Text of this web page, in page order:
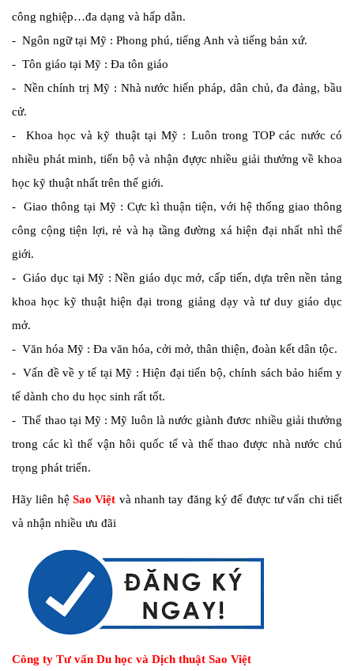
công nghiệp…đa dạng và hấp dẫn.
- Ngôn ngữ tại Mỹ : Phong phú, tiếng Anh và tiếng bản xứ.
- Tôn giáo tại Mỹ : Đa tôn giáo
- Nền chính trị Mỹ : Nhà nước hiến pháp, dân chủ, đa đảng, bầu
cử.
- Khoa học và kỹ thuật tại Mỹ : Luôn trong TOP các nước có
nhiều phát minh, tiến bộ và nhận đựợc nhiều giải thưởng về khoa
học kỹ thuật nhất trên thế giới.
- Giao thông tại Mỹ: Cực kì thuận tiện, với hệ thống giao thông
công cộng tiện lợi, rẻ và hạ tầng đường xá hiện đại nhất nhì thế
giới.
-Giáo dục tại Mỹ : Nền giáo dục mở, cấp tiến, dựa trên nền tảng
khoa học kỹ thuật hiện đại trong giảng dạy và tư duy giáo dục
mở.
- Văn hóa Mỹ : Đa văn hóa, cởi mở, thân thiện, đoàn kết dân tộc.
- Vấn đề về y tế tại Mỹ : Hiện đại tiến bộ, chính sách bảo hiểm y
tế dành cho du học sinh rất tốt.
-Thể thao tại Mỹ : Mỹ luôn là nước giành đươc nhiều giải thưởng
trong các kì thế vận hôi quốc tế và thể thao được nhà nước chú
trọng phát triển.
Hãy liên hệ Sao Việt và nhanh tay đăng ký để được tư vấn chi tiết
và nhận nhiều ưu đãi
Công ty Tư vấn Du học và Dịch thuật Sao Việt